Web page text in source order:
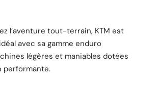
l’aventure tout-terrain, KTM est
avec sa gamme enduro
légères et maniables dotées
performante.